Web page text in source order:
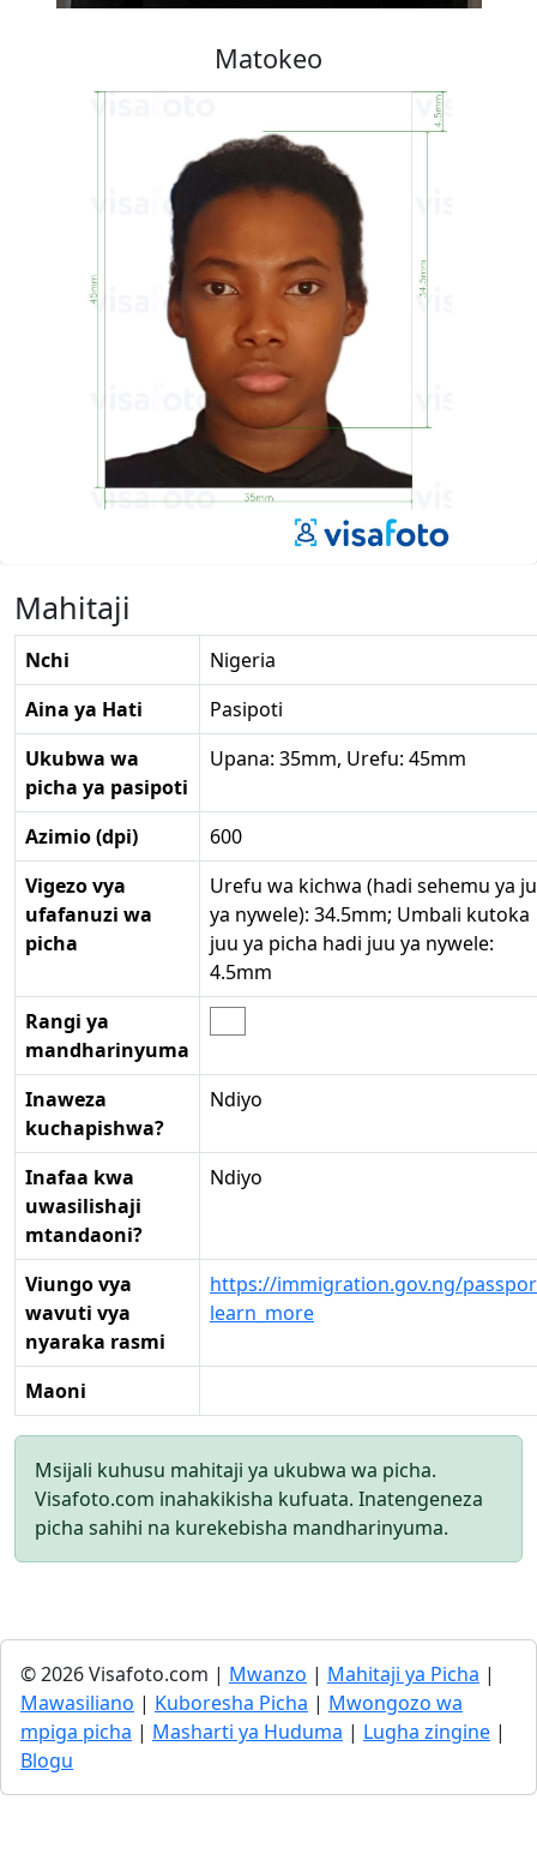
Matokeo
Mahitaji
Nchi
Nigeria
Aina ya Hati
Pasipoti
Ukubwa wa
picha ya pasipoti
Upana: 35mm, Urefu: 45mm
Azimio (dpi)
600
Vigezo vya
ufafanuzi wa
picha
Urefu wa kichwa (hadi sehemu ya
ya nywele): 34.5mm; Umbali kutoka
juu ya picha hadi juu ya nywele:
4.5mm
Rangi ya
mandharinyuma
Inaweza
kuchapishwa?
Ndiyo
Inafaa kwa
uwasilishaji
mtandaoni?
Ndiyo
Viungo vya
wavuti vya
nyaraka rasmi
https://immigration.gov.ng/
learn_more
Maoni
Msijali kuhusu mahitaji ya ukubwa wa picha.
Visafoto.com inahakikisha kufuata. Inatengeneza
picha sahihi na kurekebisha mandharinyuma.
© 2026 Visafoto.com | Mwanzo | Mahitaji ya Picha |
Mawasiliano | Kuboresha Picha | Mwongozo wa
mpiga picha | Masharti ya Huduma | Lugha zingine |
Blogu